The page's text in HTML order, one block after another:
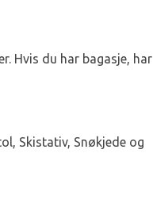
Hvis du har bagasje, har
Skistativ, Snøkjede og